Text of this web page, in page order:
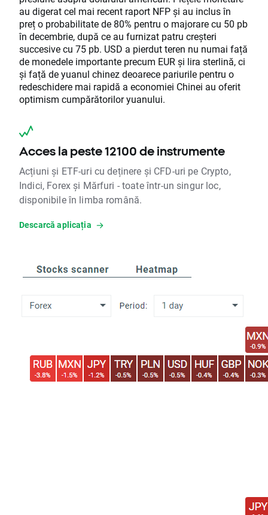
au digerat cel mai recent raport NFP și au inclus în
preț o probabilitate de 80% pentru o majorare cu 50 pb
în decembrie, după ce au furnizat patru creșteri
succesive cu 75 pb. USD a pierdut teren nu numai față
de monedele importante precum EUR și lira sterlină, ci
și față de yuanul chinez deoarece pariurile pentru o
redeschidere mai rapidă a economiei Chinei au oferit
optimism cumpărătorilor yuanului.
Acces la peste 12100 de instrumente
Acțiuni și ETF-uri cu deținere și CFD-uri pe Crypto,
Indici, Forex și Mărfuri - toate într-un singur loc,
disponibile în limba română.
Descarcă aplicația